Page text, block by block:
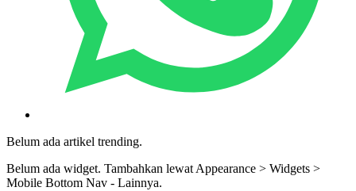
Belum ada artikel trending.
Belum ada widget. Tambahkan lewat Appearance > Widgets >
Mobile Bottom Nav - Lainnya.